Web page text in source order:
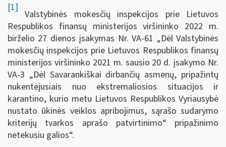
[1]
Valstybinės mokesčių inspekcijos prie Lietuvos
Respublikos finansų ministerijos viršininko 2022 m.
birželio 27 dienos įsakymas Nr. VA-61 „Dėl Valstybinės
mokesčių inspekcijos prie Lietuvos Respublikos finansų
ministerijos viršininko 2021 m. sausio 20 d. įsakymo Nr.
VA-3 „Dėl Savarankiškai dirbančių asmenų, pripažintų
nukentėjusiais nuo ekstremaliosios situacijos ir
karantino, kurio metu Lietuvos Respublikos Vyriausybė
nustato ūkinės veiklos apribojimus, sąrašo sudarymo
kriterijų tvarkos aprašo patvirtinimo“ pripažinimo
netekusiu galios“.